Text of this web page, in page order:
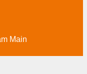
Main